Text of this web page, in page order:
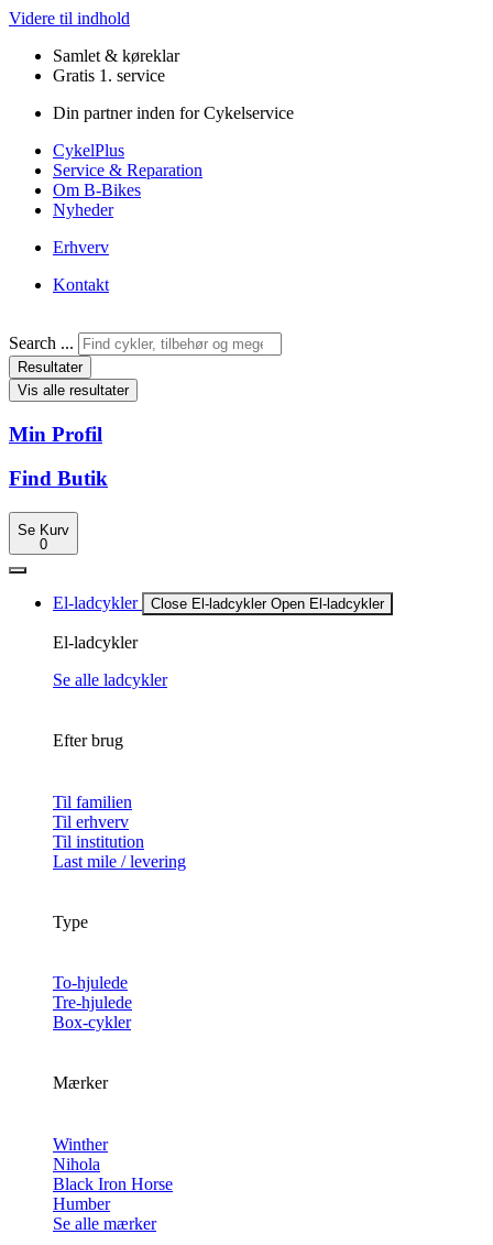
Videre til indhold
Samlet & køreklar
Gratis 1. service
Din partner inden for Cykelservice
CykelPlus
Service & Reparation
Om B-Bikes
Nyheder
Erhverv
Kontakt
Search ...
Resultater
Vis alle resultater
Min Profil
Find Butik
Se Kurv
0
El-ladcykler Close El-ladcykler Open El-ladcykler
El-ladcykler
Se alle ladcykler
Efter brug
Til familien
Til erhverv
Til institution
Last mile / levering
Type
To-hjulede
Tre-hjulede
Box-cykler
Mærker
Winther
Nihola
Black Iron Horse
Humber
Se alle mærker